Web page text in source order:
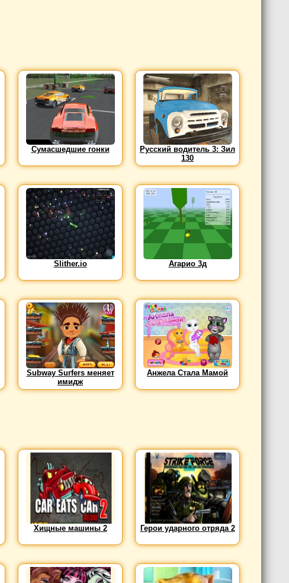
Сумасшедшие гонки
Русский водитель 3: Зил
130
Slither.io Агарио 3д
Subway Surfers меняет
имидж
Анжела Стала Мамой
Хищные машины 2 Герои ударного отряда 2